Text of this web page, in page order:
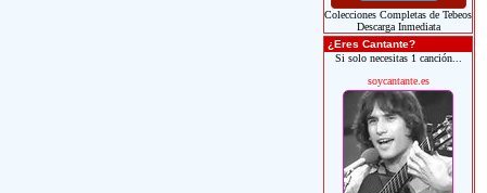
Colecciones Completas de Tebeos
Descarga Inmediata
¿Eres Cantante?
Si solo necesitas 1 canción...
soycantante.es